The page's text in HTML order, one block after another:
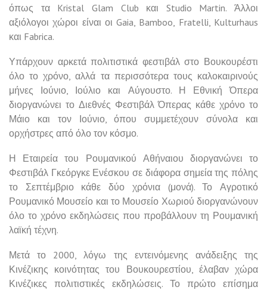
όπως τα Kristal Glam Club και Studio Martin. Άλλοι
αξιόλογοι χώροι είναι οι Gaia, Bamboo, Fratelli, Kulturhaus
και Fabrica.
Υπάρχουν αρκετά πολιτιστικά φεστιβάλ στο Βουκουρέστι
όλο το χρόνο, αλλά τα περισσότερα τους καλοκαιρινούς
μήνες Ιούνιο, Ιούλιο και Αύγουστο. Η Εθνική Όπερα
διοργανώνει το Διεθνές Φεστιβάλ Όπερας κάθε χρόνο το
Μάιο και τον Ιούνιο, όπου συμμετέχουν σύνολα και
ορχήστρες από όλο τον κόσμο.
Η Εταιρεία του Ρουμανικού Αθήναιου διοργανώνει το
Φεστιβάλ Γκεόργκε Ενέσκου σε διάφορα σημεία της πόλης
το Σεπτέμβριο κάθε δύο χρόνια (μονά). Το Αγροτικό
Ρουμανικό Μουσείο και το Μουσείο Χωριού διοργανώνουν
όλο το χρόνο εκδηλώσεις που προβάλλουν τη Ρουμανική
λαϊκή τέχνη.
Μετά το 2000, λόγω της εντεινόμενης ανάδειξης της
Κινέζικης κοινότητας του Βουκουρεστίου, έλαβαν χώρα
Κινέζικες πολιτιστικές εκδηλώσεις. Το πρώτο επίσημα